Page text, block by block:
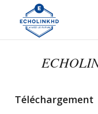
Téléchargement